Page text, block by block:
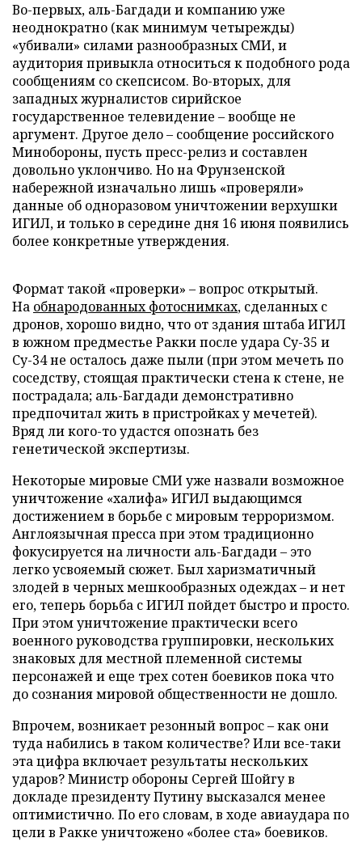
Во-первых, аль-Багдади и компанию уже
неоднократно (как минимум четырежды)
«убивали» силами разнообразных СМИ, и
аудитория привыкла относиться к подобного рода
сообщениям со скепсисом. Во-вторых, для
западных журналистов сирийское
государственное телевидение – вообще не
аргумент. Другое дело – сообщение российского
Минобороны, пусть пресс-релиз и составлен
довольно уклончиво. Но на Фрунзенской
набережной изначально лишь «проверяли»
данные об одноразовом уничтожении верхушки
ИГИЛ, и только в середине дня 16 июня появились
более конкретные утверждения.
Формат такой «проверки» – вопрос открытый.
На обнародованных фотоснимках, сделанных с
дронов, хорошо видно, что от здания штаба ИГИЛ
в южном предместье Ракки после удара Су-35 и
Су-34 не осталось даже пыли (при этом мечеть по
соседству, стоящая практически стена к стене, не
пострадала; аль-Багдади демонстративно
предпочитал жить в пристройках у мечетей).
Вряд ли кого-то удастся опознать без
генетической экспертизы.
Некоторые мировые СМИ уже назвали возможное
уничтожение «халифа» ИГИЛ выдающимся
достижением в борьбе с мировым терроризмом.
Англоязычная пресса при этом традиционно
фокусируется на личности аль-Багдади – это
легко усвояемый сюжет. Был харизматичный
злодей в черных мешкообразных одеждах – и нет
его, теперь борьба с ИГИЛ пойдет быстро и просто.
При этом уничтожение практически всего
военного руководства группировки, нескольких
знаковых для местной племенной системы
персонажей и еще трех сотен боевиков пока что
до сознания мировой общественности не дошло.
Впрочем, возникает резонный вопрос – как они
туда набились в таком количестве? Или все-таки
эта цифра включает результаты нескольких
ударов? Министр обороны Сергей Шойгу в
докладе президенту Путину высказался менее
оптимистично. По его словам, в ходе авиаудара по
цели в Ракке уничтожено «более ста» боевиков.